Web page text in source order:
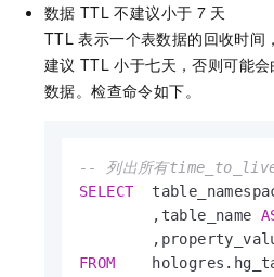
数据 TTL 不建议小于 7 天
TTL 表示一个表数据的回收时间
建议 TTL 小于七天，否则可能
数据。检查命令如下。
-- 列出所有
SELECT
        ,table_name
FROM